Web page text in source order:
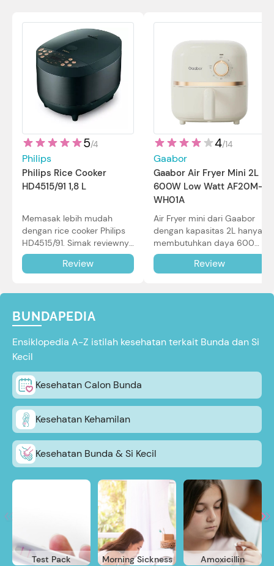
5/4
Philips
Philips Rice Cooker
HD4515/91 1,8 L
Memasak lebih mudah
dengan rice cooker Philips
HD4515/91. Simak reviewnya
di sini.
Review
4/14
Gaabor
Gaabor Air Fryer Mini 2L
600W Low Watt AF20M-
WH01A
Air Fryer mini dari Gaabor
dengan kapasitas 2L hanya
membutuhkan daya 600W
dalam pemakaian. Simak
review selengkapnya di sini.
Review
BUNDAPEDIA
Ensiklopedia A-Z istilah kesehatan terkait Bunda dan Si
Kecil
Kesehatan Calon Bunda
Kesehatan Kehamilan
Kesehatan Bunda & Si Kecil
Test Pack Morning Sickness Amoxicillin